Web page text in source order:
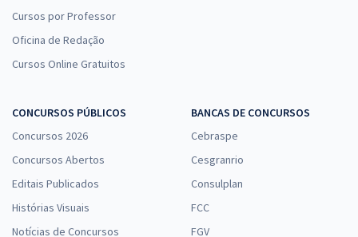
Cursos por Professor
Oficina de Redação
Cursos Online Gratuitos
CONCURSOS PÚBLICOS
Concursos 2026
Concursos Abertos
Editais Publicados
Histórias Visuais
Notícias de Concursos
BANCAS DE CONCURSOS
Cebraspe
Cesgranrio
Consulplan
FCC
FGV